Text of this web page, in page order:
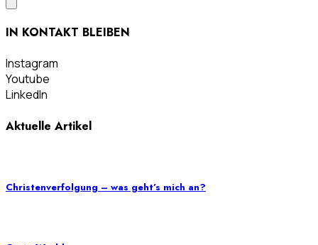
IN KONTAKT BLEIBEN
Instagram
Youtube
LinkedIn
Aktuelle Artikel
Christenverfolgung – was geht’s mich an?